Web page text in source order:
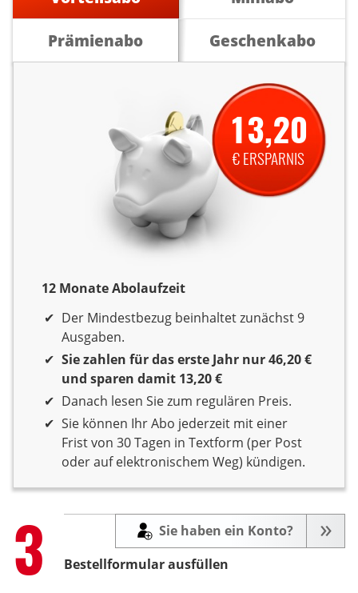
Prämienabo
Geschenkabo
12 Monate Abolaufzeit
12 Monate Laufzeit
Der Mindestbezug beinhaltet zunächst 9
Ausgaben.
Sie zahlen für das erste Jahr nur 46,20 €
und sparen damit 13,20 €
Danach lesen Sie zum regulären Preis.
Sie können Ihr Abo jederzeit mit einer
Frist von 30 Tagen in Textform (per Post
oder auf elektronischem Weg) kündigen.
13,20
€ ERSPARNIS
Step
3 Bestellformular ausfüllen
Sie haben ein Konto?